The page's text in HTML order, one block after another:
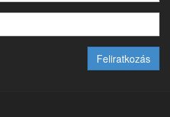
Feliratkozás